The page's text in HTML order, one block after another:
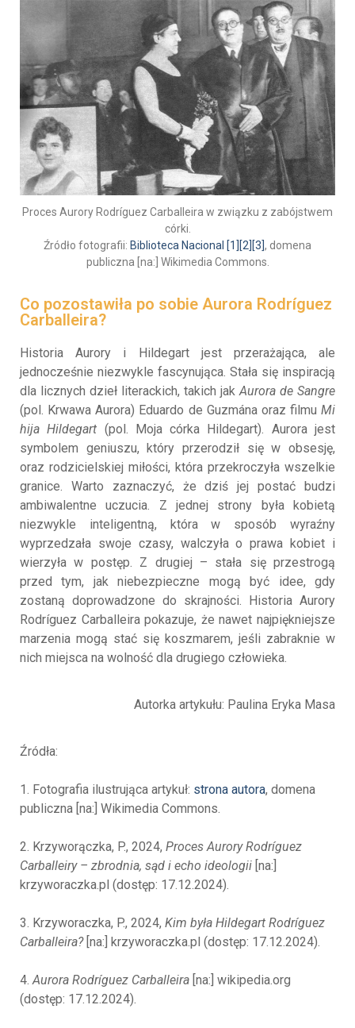
Proces Aurory Rodríguez Carballeira w związku z zabójstwem
córki.
Źródło fotografii: Biblioteca Nacional [1][2][3], domena
publiczna [na:] Wikimedia Commons.
Co pozostawiła po sobie Aurora Rodríguez
Carballeira?
Historia Aurory i Hildegart jest przerażająca, ale
jednocześnie niezwykle fascynująca. Stała się inspiracją
dla licznych dzieł literackich, takich jak Aurora de Sangre
(pol. Krwawa Aurora) Eduardo de Guzmána oraz filmu Mi
hija Hildegart (pol. Moja córka Hildegart). Aurora jest
symbolem geniuszu, który przerodził się w obsesję,
oraz rodzicielskiej miłości, która przekroczyła wszelkie
granice. Warto zaznaczyć, że dziś jej postać budzi
ambiwalentne uczucia. Z jednej strony była kobietą
niezwykle inteligentną, która w sposób wyraźny
wyprzedzała swoje czasy, walczyła o prawa kobiet i
wierzyła w postęp. Z drugiej – stała się przestrogą
przed tym, jak niebezpieczne mogą być idee, gdy
zostaną doprowadzone do skrajności. Historia Aurory
Rodríguez Carballeira pokazuje, że nawet najpiękniejsze
marzenia mogą stać się koszmarem, jeśli zabraknie w
nich miejsca na wolność dla drugiego człowieka.
Autorka artykułu: Paulina Eryka Masa
Źródła:
1. Fotografia ilustrująca artykuł: strona autora, domena
publiczna [na:] Wikimedia Commons.
2. Krzyworączka, P., 2024, Proces Aurory Rodríguez
Carballeiry – zbrodnia, sąd i echo ideologii [na:]
krzyworaczka.pl (dostęp: 17.12.2024).
3. Krzyworaczka, P., 2024, Kim była Hildegart Rodríguez
Carballeira?[na:] krzyworaczka.pl (dostęp: 17.12.2024).
4. Aurora Rodríguez Carballeira [na:] wikipedia.org
(dostęp: 17.12.2024).